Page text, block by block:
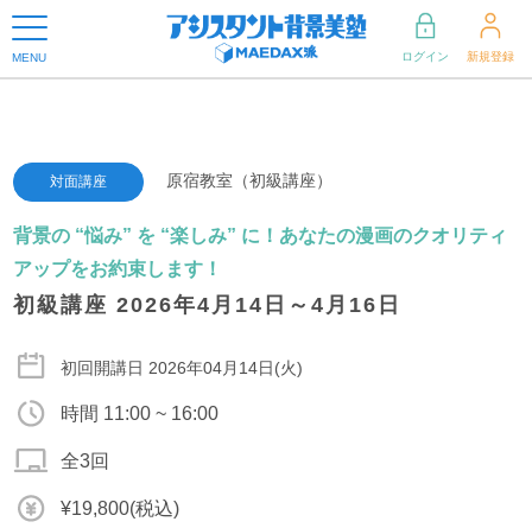
MENU ログイン 新規登録
対面講座 原宿教室（初級講座）
背景の “悩み” を “楽しみ” に！あなたの漫画のクオリティ
アップをお約束します！
初級講座 2026年4月14日～4月16日
初回開講日 2026年04月14日(火)
時間 11:00 ~ 16:00
全3回
¥19,800(税込)